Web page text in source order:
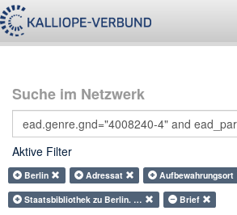
Suche im Netzwerk
Aktive Filter
Berlin Adressat Aufbewahrungsort
Staatsbibliothek zu Berlin. …
Brief